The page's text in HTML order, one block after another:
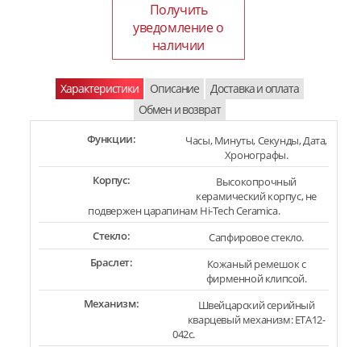
Получить
уведомление о
наличии
Характеристики Описание
Доставка и оплата
Обмен и возврат
Функции:
Часы, Минуты, Секунды, Дата,
Хронографы.
Корпус:
Высокопрочный
керамический корпус, не
подвержен царапинам Hi-Tech Ceramica.
Стекло:
Сапфировое стекло.
Браслет:
Кожаный ремешок с
фирменной клипсой.
Механизм:
Швейцарский серийный
кварцевый механизм: ETA12-
042c.